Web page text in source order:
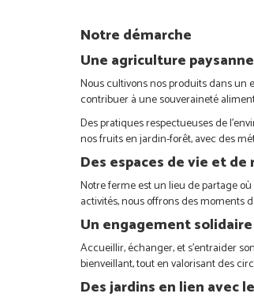
Notre démarche
Une agriculture
Nous cultivons nos produits dans un
contribuer à une souveraineté
Des pratiques respectueuses de
nos fruits en jardin-forêt, avec des
Des espaces de vie et
Notre ferme est un lieu de partage
activités, nous offrons des moments
Un engagement
Accueillir, échanger, et s’entraider
bienveillant, tout en valorisant des
Des jardins en lien avec